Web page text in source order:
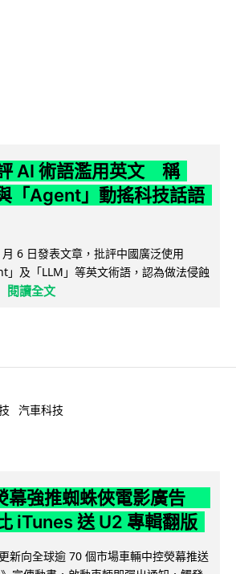
AI 術語濫用英文 稱
「Agent」動搖科技話語
6 日發表文章，批評中國廣泛使用
」及「LLM」等英文術語，認為做法侵蝕
閱讀全文
汽車科技
幕強推蜘蛛俠電影廣告
iTunes 送 U2 專輯翻版
新向全球逾 70 個市場車輛中控熒幕推送